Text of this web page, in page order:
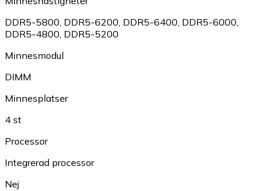
DDR5-5800, DDR5-6200, DDR5-6400, DDR5-6000,
DDR5-4800, DDR5-5200
Minnesmodul
DIMM
Minnesplatser
4 st
Processor
Integrerad processor
Nej